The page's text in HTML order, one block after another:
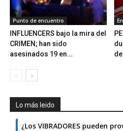
Punto de encuentro
INFLUENCERS bajo la mira del
CRIMEN; han sido
asesinados 19 en...
Lo más leido
¿Los VIBRADORES pueden